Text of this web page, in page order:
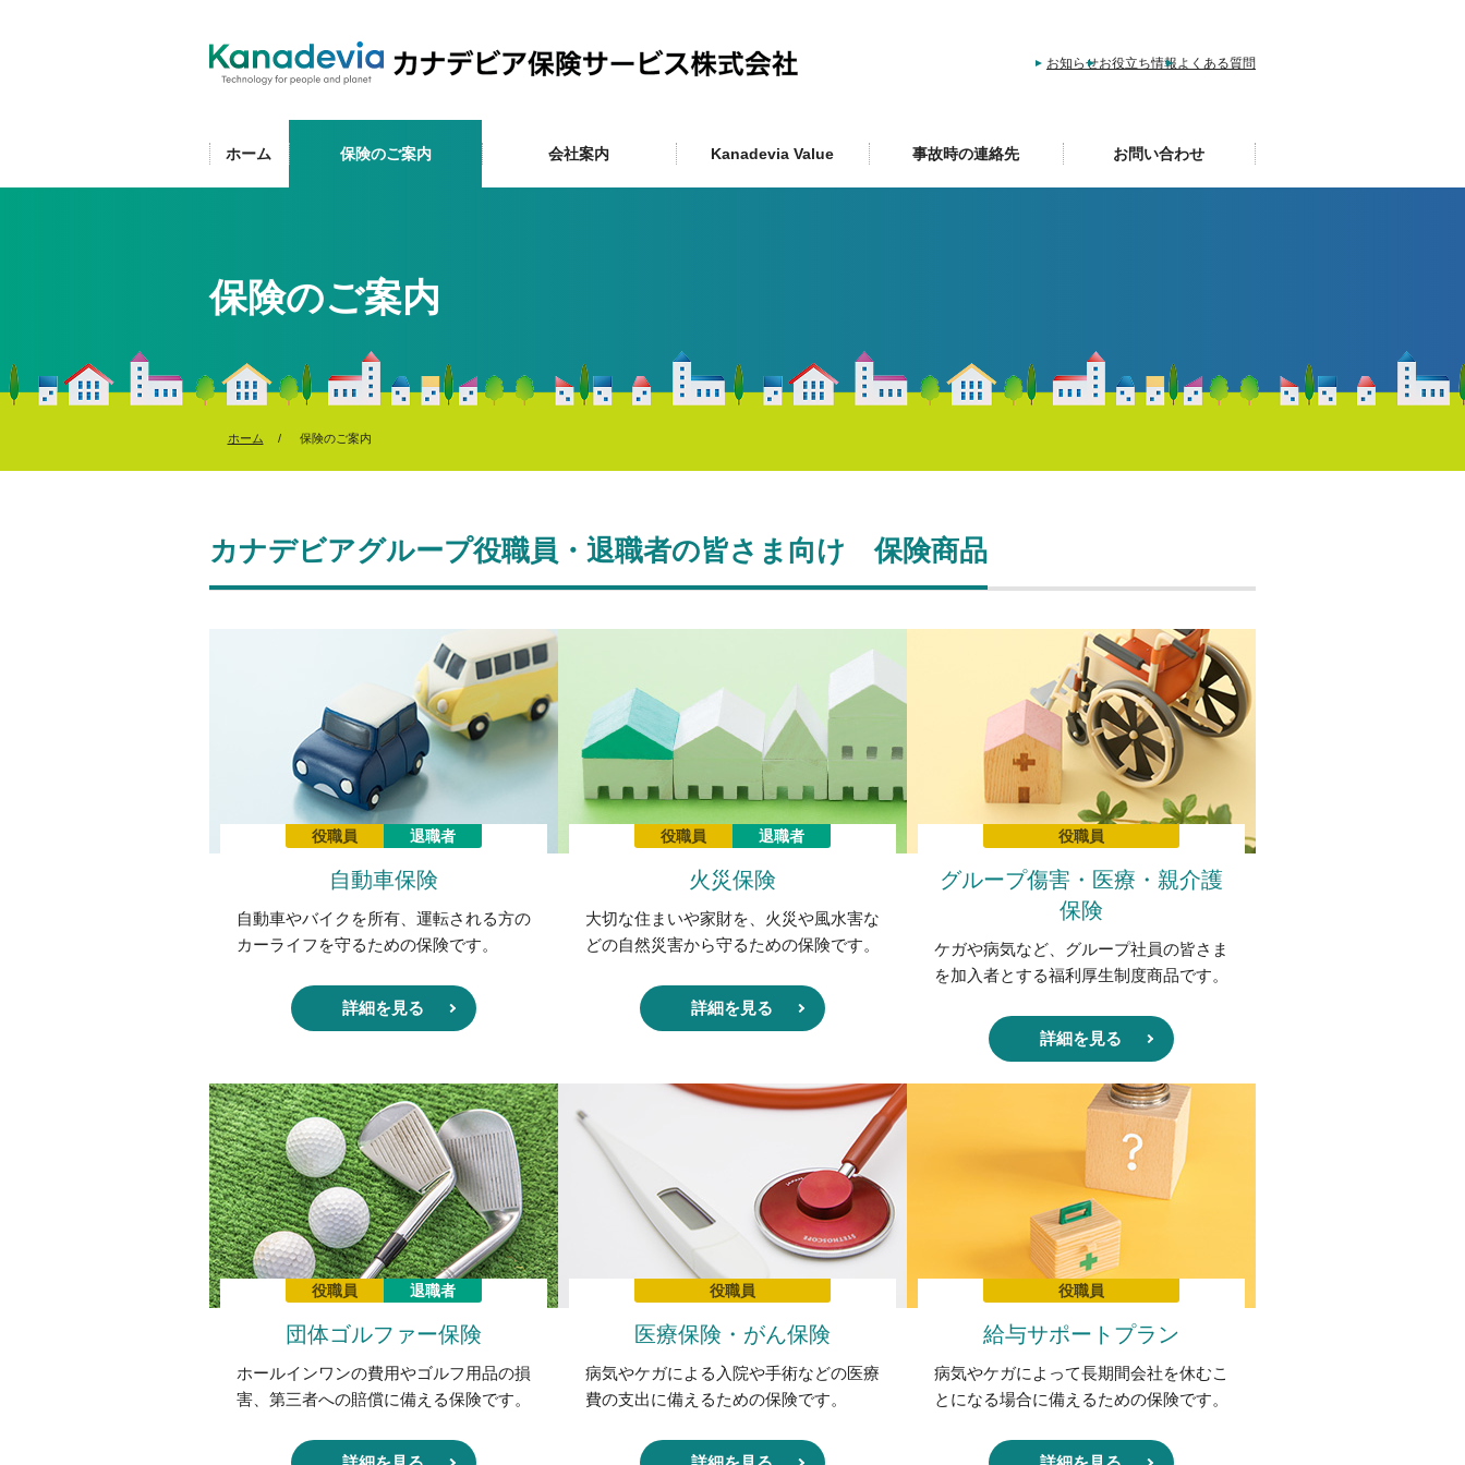
お知らせお役立ち情報 よくある質問
ホーム 保険のご案内 会社案内 Kanadevia Value 事故時の連絡先 お問い合わせ
保険のご案内
ホーム 保険のご案内
カナデビアグループ役職員・退職者の皆さま向け 保険商品
役職員 退職者
自動車保険
自動車やバイクを所有、運転される方の
カーライフを守るための保険です。
詳細を見る
役職員 退職者
火災保険
大切な住まいや家財を、火災や風水害な
どの自然災害から守るための保険です。
詳細を見る
役職員
グループ傷害・医療・親介護
保険
ケガや病気など、グループ社員の皆さま
を加入者とする福利厚生制度商品です。
詳細を見る
役職員 退職者
団体ゴルファー保険
ホールインワンの費用やゴルフ用品の損
害、第三者への賠償に備える保険です。
役職員
医療保険・がん保険
病気やケガによる入院や手術などの医療
費の支出に備えるための保険です。
役職員
給与サポートプラン
病気やケガによって長期間会社を休むこ
とになる場合に備えるための保険です。